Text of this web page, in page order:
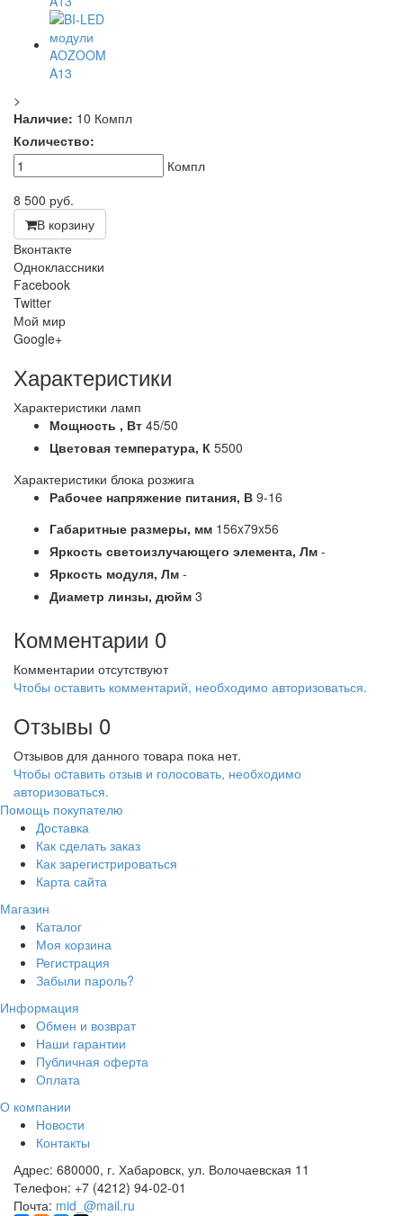
>
Наличие: 10 Компл
Количество:
Компл
8 500 руб.
В корзину
Вконтакте
Одноклассники
Facebook
Twitter
Мой мир
Google+
Характеристики
Характеристики ламп
Мощность , Вт 45/50
Цветовая температура, К 5500
Характеристики блока розжига
Рабочее напряжение питания, В 9-16
Габаритные размеры, мм 156x79x56
Яркость светоизлучающего элемента, Лм -
Яркость модуля, Лм -
Диаметр линзы, дюйм 3
Комментарии 0
Комментарии отсутствуют
Чтобы оставить комментарий, необходимо авторизоваться.
Отзывы 0
Отзывов для данного товара пока нет.
Чтобы оcтавить отзыв и голосовать, необходимо
авторизоваться.
Помощь покупателю
Доставка
Как сделать заказ
Как зарегистрироваться
Карта сайта
Магазин
Каталог
Моя корзина
Регистрация
Забыли пароль?
Информация
Обмен и возврат
Наши гарантии
Публичная оферта
Оплата
О компании
Новости
Контакты
Адрес: 680000, г. Хабаровск, ул. Волочаевская 11
Телефон: +7 (4212) 94-02-01
Почта: mid_@mail.ru